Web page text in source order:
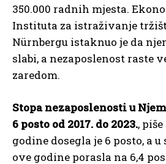
350.000 radnih mjesta.
Instituta za istraživanje
Nürnbergu istaknuo je da
slabi, a nezaposlenost raste
zaredom.
Stopa nezaposlenosti u
6 posto od 2017. do 2023., piše
godine dosegla je 6 posto, a
ove godine porasla na 6,4